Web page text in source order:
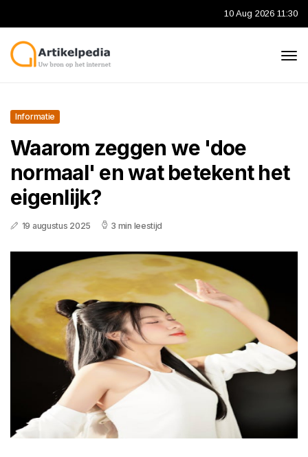
10 Aug 2026 11:30
Informatie
Waarom zeggen we 'doe
normaal' en wat betekent het
eigenlijk?
19 augustus 2025 3 min leestijd